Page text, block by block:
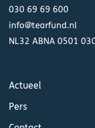
030 69 69 600
info@tearfund.nl
NL32 ABNA 0501
Actueel
Pers